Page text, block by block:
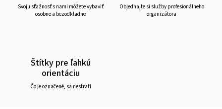
Svoju sťažnosť s nami môžete vybaviť
osobne a bezodkladne
Objednajte si služby profesionálneho
organizátora
Štítky pre ľahkú
orientáciu
Čo je označené, sa nestratí